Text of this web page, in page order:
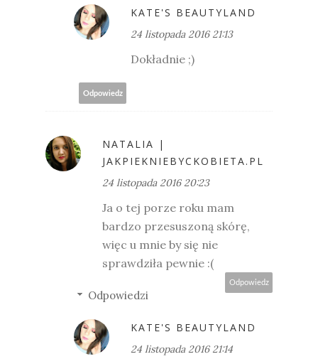
KATE'S BEAUTYLAND
24 listopada 2016 21:13
Dokładnie ;)
Odpowiedz
NATALIA |
JAKPIEKNIEBYCKOBIETA.PL
24 listopada 2016 20:23
Ja o tej porze roku mam
bardzo przesuszoną skórę,
więc u mnie by się nie
sprawdziła pewnie :(
Odpowiedz
Odpowiedzi
KATE'S BEAUTYLAND
24 listopada 2016 21:14